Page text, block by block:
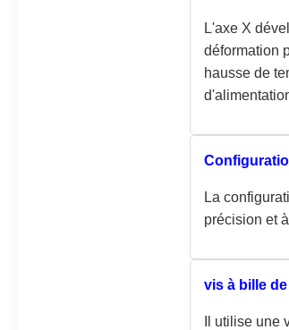
L'axe X
déformation
hausse de
La
précision et
vis à bille
Il utilise